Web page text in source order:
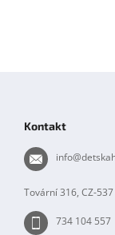
Kontakt
info@
Tovární 316, CZ-
734 104 557